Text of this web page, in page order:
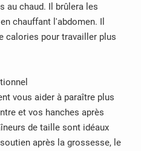
au chaud. Il brûlera les
chauffant l'abdomen. Il
calories pour travailler plus
vous aider à paraître plus
et vos hanches après
de taille sont idéaux
après la grossesse, le